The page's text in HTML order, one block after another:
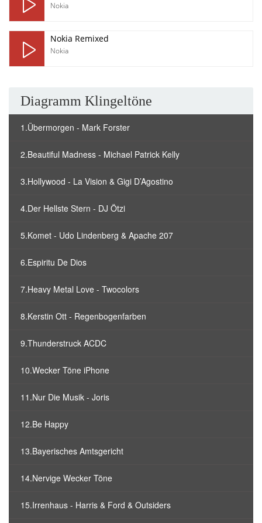
Nokia
Nokia Remixed
Nokia
Diagramm Klingeltöne
1.Übermorgen - Mark Forster
2.Beautiful Madness - Michael Patrick Kelly
3.Hollywood - La Vision & Gigi D’Agostino
4.Der Hellste Stern - DJ Ötzi
5.Komet - Udo Lindenberg & Apache 207
6.Espiritu De Dios
7.Heavy Metal Love - Twocolors
8.Kerstin Ott - Regenbogenfarben
9.Thunderstruck ACDC
10.Wecker Töne iPhone
11.Nur Die Musik - Joris
12.Be Happy
13.Bayerisches Amtsgericht
14.Nervige Wecker Töne
15.Irrenhaus - Harris & Ford & Outsiders